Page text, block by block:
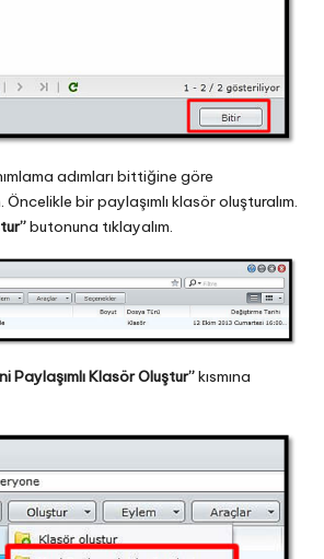
adımları bittiğine göre
bir paylaşımlı klasör oluşturalım.
butonuna tıklayalım.
Paylaşımlı Klasör Oluştur”kısmına